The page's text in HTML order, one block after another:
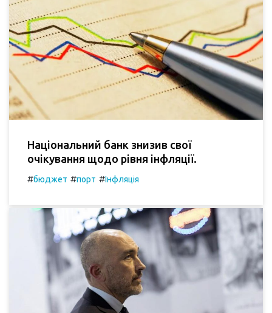
Національний банк знизив свої
очікування щодо рівня інфляції.
#бюджет #порт #Інфляція